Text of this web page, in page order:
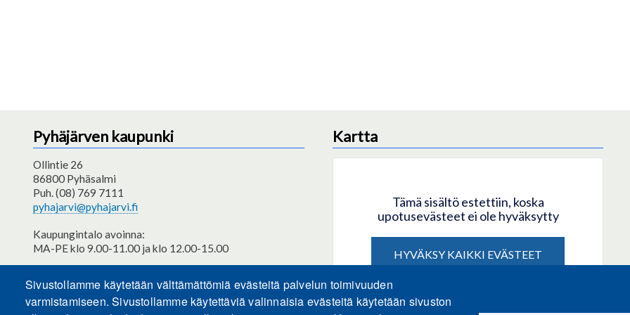
Pyhäjärven kaupunki
Ollintie 26
86800 Pyhäsalmi
Puh. (08) 769 7111
pyhajarvi@pyhajarvi.fi
Kaupungintalo avoinna:
MA-PE klo 9.00-11.00 ja klo 12.00-15.00
Kartta
Tämä sisältö estettiin, koska
upotusevästeet ei ole hyväksytty
HYVÄKSY KAIKKI EVÄSTEET
Sivustollamme käytetään välttämättömiä evästeitä palvelun toimivuuden
varmistamiseen. Sivustollamme käytettäviä valinnaisia evästeitä käytetään sivuston